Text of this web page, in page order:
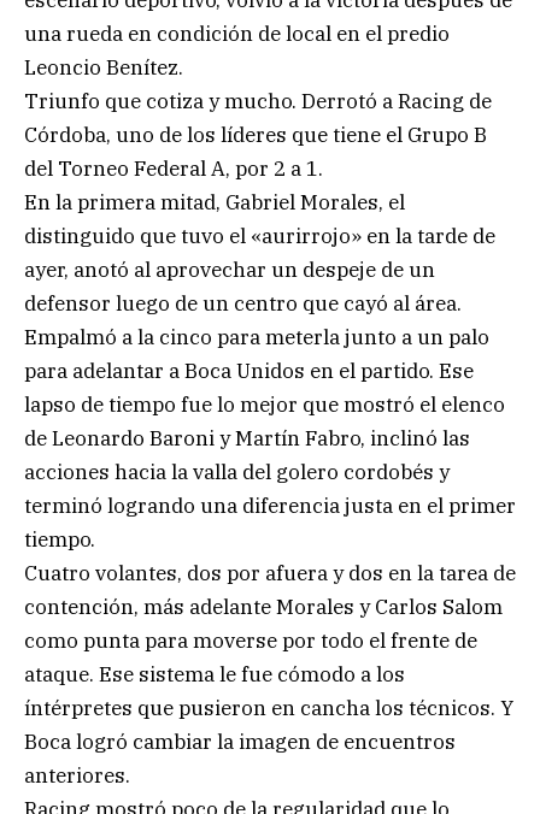
una rueda en condición de local en el predio
Leoncio Benítez.
Triunfo que cotiza y mucho. Derrotó a Racing de
Córdoba, uno de los líderes que tiene el Grupo B
del Torneo Federal A, por 2 a 1.
En la primera mitad, Gabriel Morales, el
distinguido que tuvo el «aurirrojo» en la tarde de
ayer, anotó al aprovechar un despeje de un
defensor luego de un centro que cayó al área.
Empalmó a la cinco para meterla junto a un palo
para adelantar a Boca Unidos en el partido. Ese
lapso de tiempo fue lo mejor que mostró el elenco
de Leonardo Baroni y Martín Fabro, inclinó las
acciones hacia la valla del golero cordobés y
terminó logrando una diferencia justa en el primer
tiempo.
Cuatro volantes, dos por afuera y dos en la tarea de
contención, más adelante Morales y Carlos Salom
como punta para moverse por todo el frente de
ataque. Ese sistema le fue cómodo a los
íntérpretes que pusieron en cancha los técnicos. Y
Boca logró cambiar la imagen de encuentros
anteriores.
Racing mostró poco de la regularidad que lo